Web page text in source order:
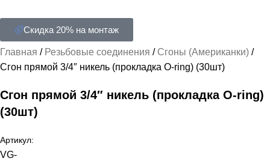
Скидка 20% на монтаж
Главная Резьбовые соединения
Сгоны (Американки)
Сгон прямoй 3/4″ никель (прокладка O-ring) (30шт)
Сгон прямoй 3/4″ никель (прокладка O-ring)
(30шт)
Артикул:
VG-